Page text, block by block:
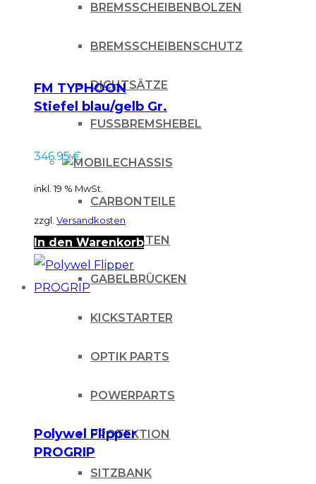
BREMSSCHEIBENBOLZEN
BREMSSCHEIBENSCHUTZ
DICHTSÄTZE
FUSSBREMSHEBEL
CHASSIS
CARBONTEILE
FUSSRASTEN
GABELBRÜCKEN
KICKSTARTER
OPTIK PARTS
POWERPARTS
PROTEKTION
SITZBANK
FM TYPHOON
Stiefel blau/gelb Gr.
346.95€
inkl. 19 % MwSt.
zzgl. Versandkosten
In den Warenkorb
Polywel Flipper
PROGRIP